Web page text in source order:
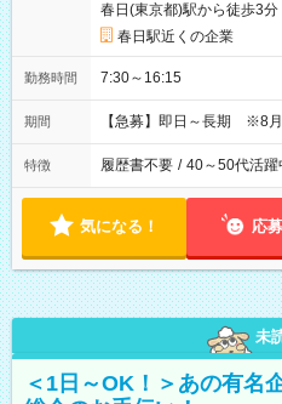
春日(東京都)駅から徒歩3分
春日駅近くの企業
勤務時間 7:30～16:15
期間 【急募】即日～長期 ※8月
特徴 履歴書不要 / 40～50代活躍
気になる！ 応
未
＜1日～OK！＞あの有名